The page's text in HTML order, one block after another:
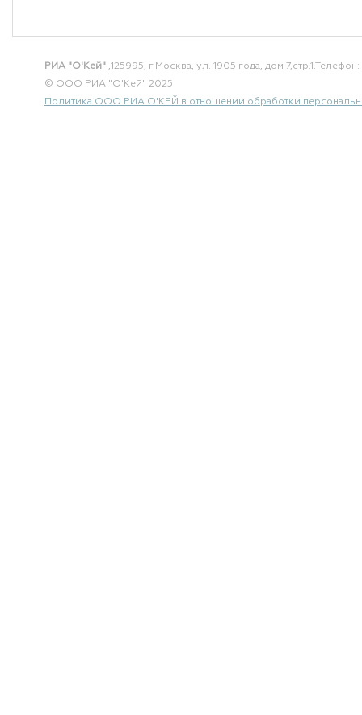
РИА "О'Кей" ,125995, г.Москва, ул. 1905 года, дом 7,стр.1.Телефон:
© ООО РИА "О'Кей" 2025
Политика ООО РИА О'КЕЙ в отношении обработки